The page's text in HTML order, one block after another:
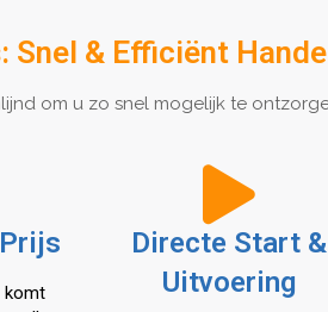
Snel & Efficiënt
om u zo snel mogelijk te
komt
Directe Start &
Uitvoering